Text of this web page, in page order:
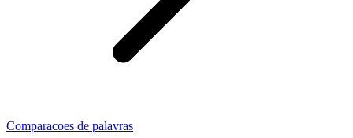
Comparacoes de palavras